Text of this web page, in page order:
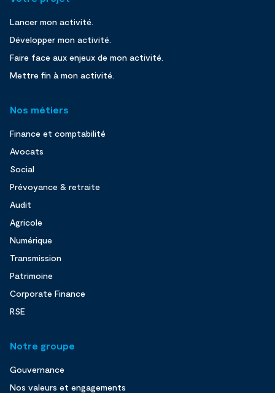
Lancer mon activité.
Développer mon activité.
Faire face aux enjeux de mon activité.
Mettre fin à mon activité.
Nos métiers
Finance et comptabilité
Avocats
Social
Prévoyance & retraite
Audit
Agricole
Numérique
Transmission
Patrimoine
Corporate Finance
RSE
Notre groupe
Gouvernance
Nos valeurs et engagements